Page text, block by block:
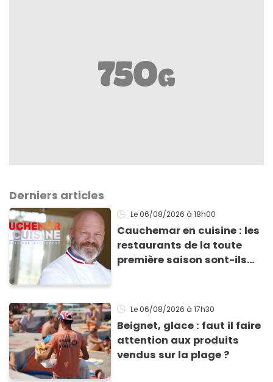
Derniers articles
Le 06/08/2026 à 18h00
Cauchemar en cuisine : les
restaurants de la toute
première saison sont-ils
Le 06/08/2026 à 17h30
Beignet, glace : faut il faire
attention aux produits
vendus sur la plage ?